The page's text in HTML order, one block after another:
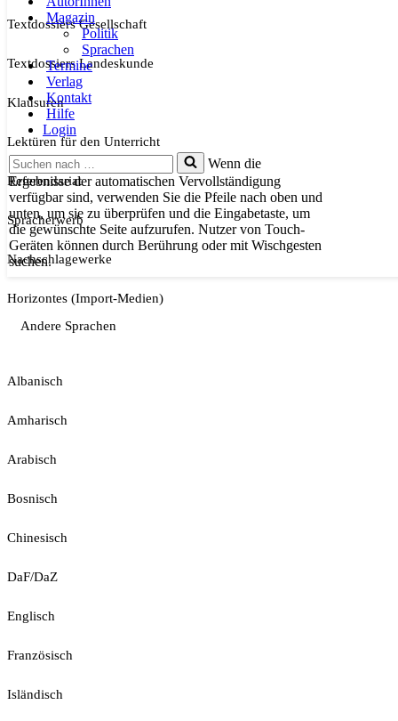
Magazin
Politik
Sprachen
Termine
Verlag
Kontakt
Hilfe
Login
Suchen
nach …
Wenn die
Ergebnisse der automatischen Vervollständigung
verfügbar sind, verwenden Sie die Pfeile nach oben und
unten, um sie zu überprüfen und die Eingabetaste, um
die gewünschte Seite aufzurufen. Nutzer von Touch-
Geräten können durch Berührung oder mit Wischgesten
suchen.
Textdossiers Gesellschaft
Textdossiers Landeskunde
Klausuren
Lektüren für den Unterricht
Referendariat
Spracherwerb
Nachschlagewerke
Horizontes (Import-Medien)
Andere Sprachen
Albanisch
Amharisch
Arabisch
Bosnisch
Chinesisch
DaF/DaZ
Englisch
Französisch
Isländisch